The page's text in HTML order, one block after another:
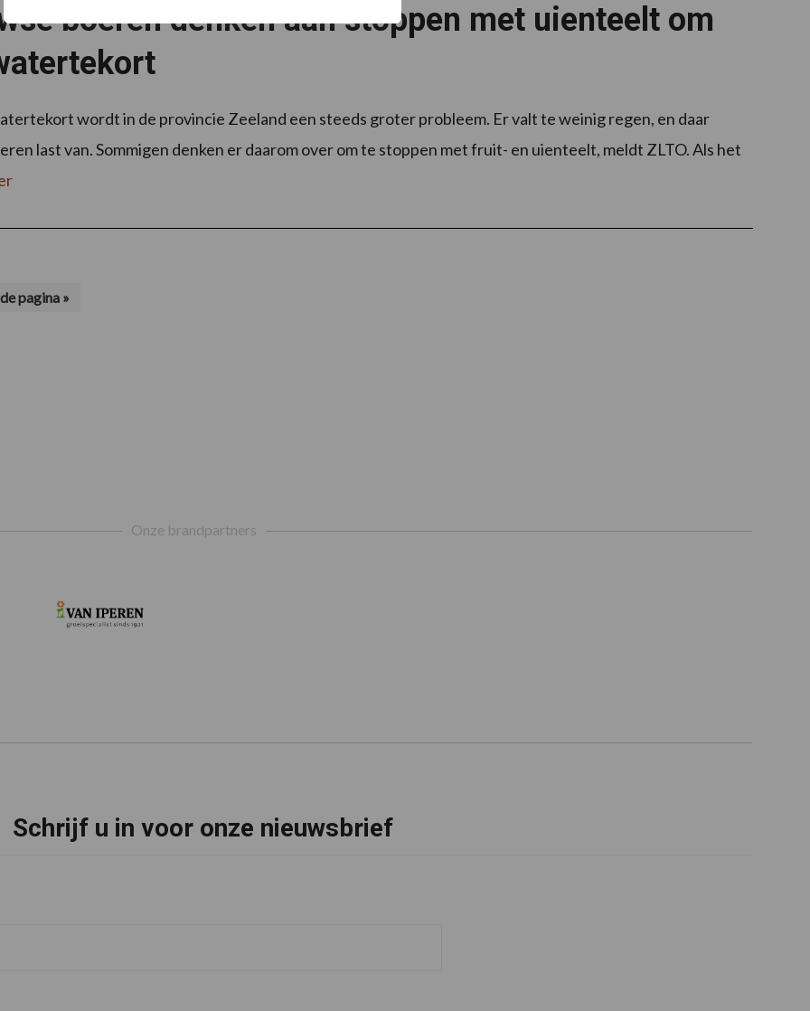
boeren denken aan stoppen met uienteelt om
wordt in de provincie Zeeland een steeds groter probleem. Er valt te weinig regen, en daar
last van. Sommigen denken er daarom over om te stoppen met fruit- en uienteelt, meldt ZLTO. Als het
pagina »
Onze brandpartners
Schrijf u in voor onze nieuwsbrief